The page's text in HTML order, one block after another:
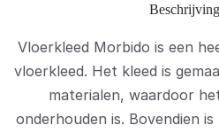
Beschrijving
Vloerkleed Morbido is een
vloerkleed. Het kleed is
materialen, waardoor
onderhouden is. Bovendien